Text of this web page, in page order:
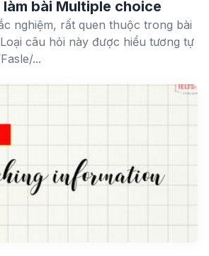
làm bài Multiple choice
nghiệm, rất quen thuộc trong bài
câu hỏi này được hiểu tương tự
...